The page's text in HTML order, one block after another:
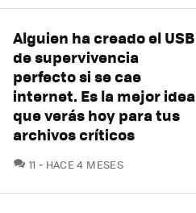
Alguien ha creado el USB
de supervivencia
perfecto si se cae
internet. Es la mejor idea
que verás hoy para tus
archivos críticos
11 COMENTARIOS
HACE 4 MESES